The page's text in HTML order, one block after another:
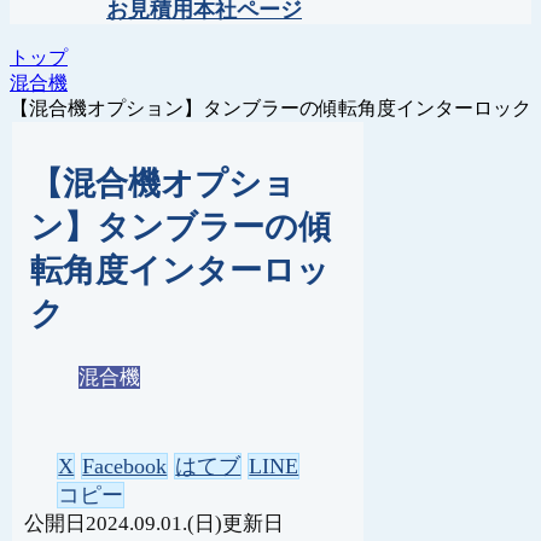
お見積用本社ページ
トップ
混合機
【混合機オプション】タンブラーの傾転角度インターロック
【混合機オプショ
ン】タンブラーの傾
転角度インターロッ
ク
混合機
X Facebook はてブ LINE
コピー
2024.09.01.(日)